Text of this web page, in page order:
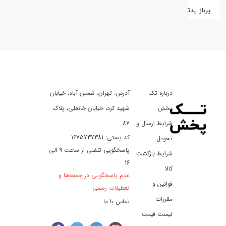
کفش
سفر
تفریح
پربازدیدترین
درباره تک
پخش
شرایط ارسال و
تحویل
شرایط بازگشت
کالا
قوانین و
مقررات
لیست قیمت
آدرس: تهران، شمس آباد، خیابان
شهید کرد، خیابان خانعلی، پلاک
87
کد پستی: 1675737381
پاسخگویی تلفنی از ساعت 9 الی
16
عدم پاسخگویی در جمعه‌ها و
تعطیلات رسمی
تماس با ما